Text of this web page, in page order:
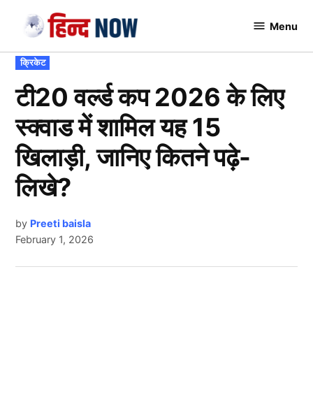
content
Menu
POSTED
IN
क्रिकेट
टी20 वर्ल्ड कप 2026 के लिए
स्क्वाड में शामिल यह 15
खिलाड़ी, जानिए कितने पढ़े-
लिखे?
by Preeti baisla
February 1, 2026